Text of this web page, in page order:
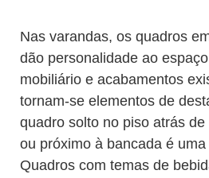
Nas varandas, os quadros
dão personalidade ao
mobiliário e acabamentos
tornam-se elementos de
quadro solto no piso atrás
ou próximo à bancada é
Quadros com temas de